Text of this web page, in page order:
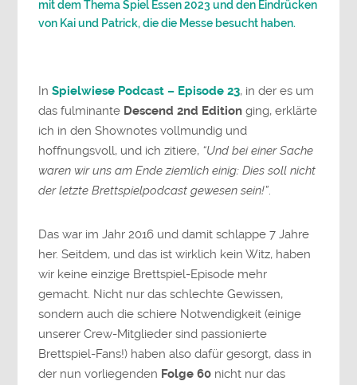
mit dem Thema Spiel Essen 2023 und den Eindrücken
von Kai und Patrick, die die Messe besucht haben.
InSpielwiese Podcast – Episode 23, in der es um
das fulminante Descend 2nd Edition ging, erklärte
ich in den Shownotes vollmundig und
hoffnungsvoll, und ich zitiere, “Und bei einer Sache
waren wir uns am Ende ziemlich einig: Dies soll nicht
der letzte Brettspielpodcast gewesen sein!”.
Das war im Jahr 2016 und damit schlappe 7 Jahre
her. Seitdem, und das ist wirklich kein Witz, haben
wir keine einzige Brettspiel-Episode mehr
gemacht. Nicht nur das schlechte Gewissen,
sondern auch die schiere Notwendigkeit (einige
unserer Crew-Mitglieder sind passionierte
Brettspiel-Fans!) haben also dafür gesorgt, dass in
der nun vorliegenden Folge 60 nicht nur das